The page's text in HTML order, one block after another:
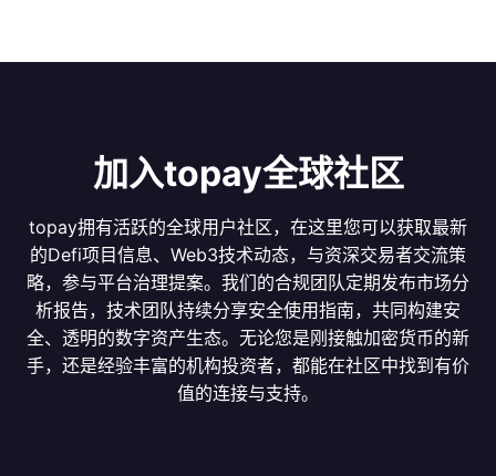
加入topay全球社区
topay拥有活跃的全球用户社区，在这里您可以获取最新
的Defi项目信息、Web3技术动态，与资深交易者交流策
略，参与平台治理提案。我们的合规团队定期发布市场分
析报告，技术团队持续分享安全使用指南，共同构建安
全、透明的数字资产生态。无论您是刚接触加密货币的新
手，还是经验丰富的机构投资者，都能在社区中找到有价
值的连接与支持。